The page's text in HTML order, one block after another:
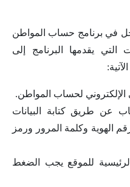
في برنامج حساب المواطن
يقدمها البرنامج إلى
الإلكتروني لحساب المواطن.
عن طريق كتابة البيانات
الهوية وكلمة المرور ورمز
للموقع يجب الضغط